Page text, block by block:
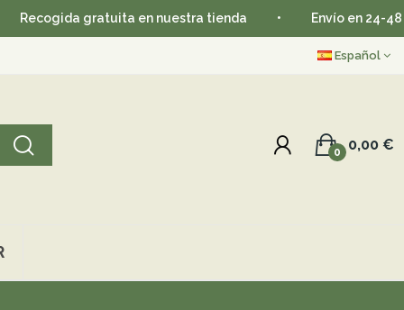
gratuita en nuestra tienda • Envío en 24-48 horas
Español
0,00 €
0